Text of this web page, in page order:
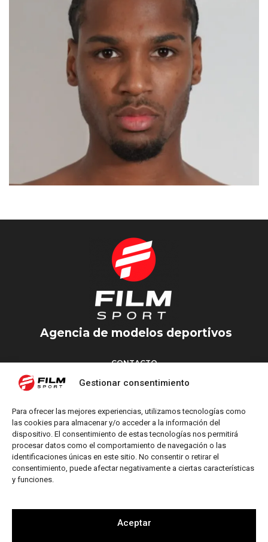
Gestionar consentimiento
Para ofrecer las mejores experiencias, utilizamos tecnologías como
las cookies para almacenar y/o acceder a la información del
dispositivo. El consentimiento de estas tecnologías nos permitirá
procesar datos como el comportamiento de navegación o las
identificaciones únicas en este sitio. No consentir o retirar el
consentimiento, puede afectar negativamente a ciertas características
y funciones.
Aceptar
AHDYL
Agencia de modelos deportivos
CONTACTO
Torrent d’en Vidalet, 51 baixos
M: info@filmsport.es
Aviso Legal
Política de Privacidad